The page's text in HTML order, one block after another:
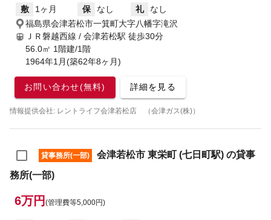
敷 1ヶ月 保 なし 礼
なし
福島県会津若松市一箕町大字八幡字滝沢
ＪＲ磐越西線 / 会津若松駅 徒歩30分
56.0㎡ 1階建/1階
1964年1月(築62年8ヶ月)
お問い合わせ(無料) 詳細を見る
情報提供会社: レントライフ会津若松店 （会津ガス(株)）
貸事務所(一部)
会津若松市 東栄町 (七日町駅) の貸事
務所(一部)
6万円 (管理費等5,000円)